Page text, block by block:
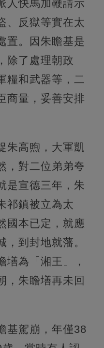
人快馬加鞭請示
、反獄等實在太
置。因朱瞻基是
除了處理朝政
糧和武器等，二
商量，妥善安排
朱高煦，大軍凱
，對二位弟弟夸
是宣德三年，朱
祁鎮被立為太
國本已定，就應
到封地就藩。
墡為「湘王」，
，朱瞻墡再未回
基駕崩，年僅38